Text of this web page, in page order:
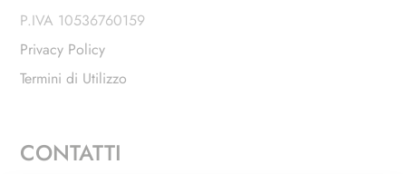
P.IVA 10536760159
Privacy Policy
Termini di Utilizzo
CONTATTI